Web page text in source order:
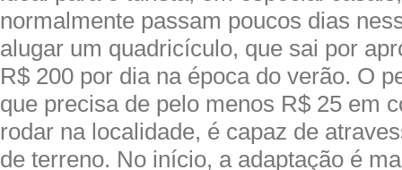
normalmente passam poucos dias
alugar um quadricículo, que sai por
R$ 200 por dia na época do verão. O
que precisa de pelo menos R$ 25 em
rodar na localidade, é capaz de
de terreno. No início, a adaptação é